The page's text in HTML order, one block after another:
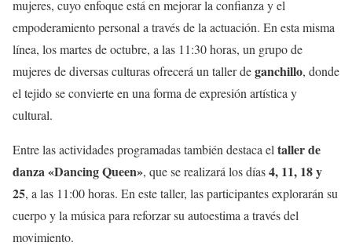
mujeres, cuyo enfoque está en mejorar la confianza y el
empoderamiento personal a través de la actuación. En esta misma
línea, los martes de octubre, a las 11:30 horas, un grupo de
mujeres de diversas culturas ofrecerá un taller deganchillo, donde
el tejido se convierte en una forma de expresión artística y
cultural.
Entre las actividades programadas también destaca el taller de
danza «Dancing Queen», que se realizará los días4, 11, 18 y
25, a las 11:00 horas. En este taller, las participantes explorarán su
cuerpo y la música para reforzar su autoestima a través del
movimiento.